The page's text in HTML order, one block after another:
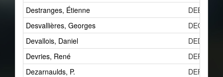
Destranges, Étienne
DEEd
Desvallières, Georges
DEGc
Devallois, Daniel
DED
Devries, René
DERa
Dezarnaulds, P.
DEPa